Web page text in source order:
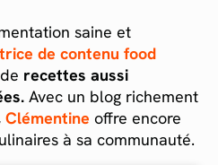
saine et
de contenu food
recettes aussi
Avec un blog richement
Clémentine offre encore
à sa communauté.